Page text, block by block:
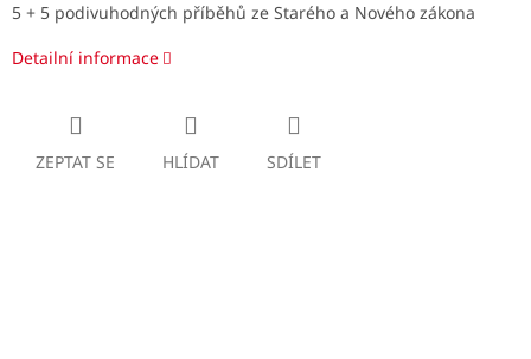
5 + 5 podivuhodných příběhů ze Starého a Nového zákona
Detailní informace
ZEPTAT SE HLÍDAT SDÍLET